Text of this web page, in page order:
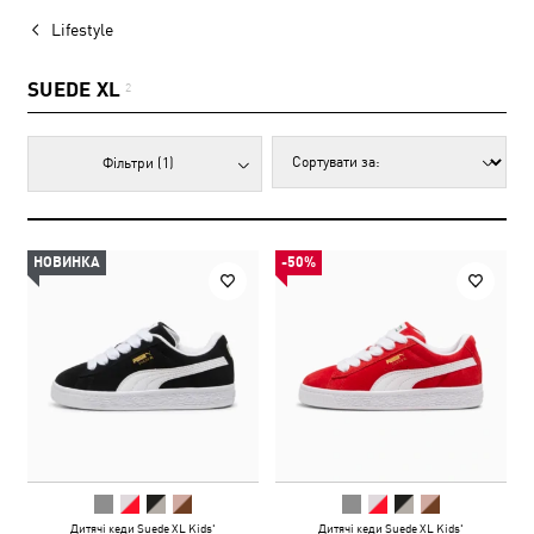
Lifestyle
SUEDE XL 2
Фільтри (1)
НОВИНКА
Дитячі кеди Suede XL Kids'
-50%
Дитячі кеди Suede XL Kids'